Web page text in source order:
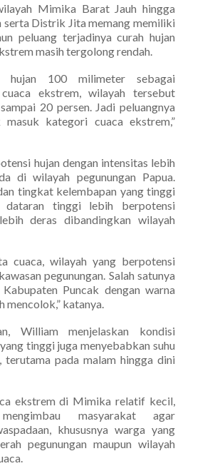
Mimika Barat Jauh hingga
serta Distrik Jita memang memiliki
peluang terjadinya curah hujan
masih tergolong rendah.
hujan 100 milimeter sebagai
ekstrem, wilayah tersebut
20 persen. Jadi peluangnya
kategori cuaca ekstrem,”
hujan dengan intensitas lebih
di wilayah pegunungan Papua.
tingkat kelembapan yang tinggi
dataran tinggi lebih berpotensi
deras dibandingkan wilayah
cuaca, wilayah yang berpotensi
pegunungan. Salah satunya
Puncak dengan warna
katanya.
William menjelaskan kondisi
tinggi juga menyebabkan suhu
terutama pada malam hingga dini
ekstrem di Mimika relatif kecil,
masyarakat agar
khususnya warga yang
pegunungan maupun wilayah